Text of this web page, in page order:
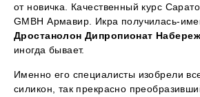
от новичка. Качественный курс
GMBH Армавир. Икра получилась-
Дростанолон Дипропионат
иногда бывает.
Именно его специалисты изобрели
силикон, так прекрасно